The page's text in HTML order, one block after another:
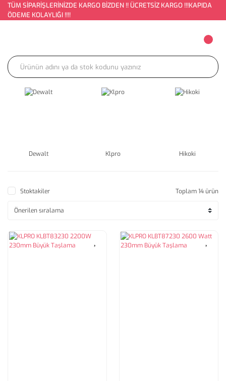
TÜM SİPARİŞLERİNİZDE KARGO BİZDEN !! ÜCRETSİZ KARGO !!!KAPIDA
ÖDEME KOLAYLIĞI !!!!
Dewalt Klpro Hikoki
Stoktakiler Toplam 14 ürün